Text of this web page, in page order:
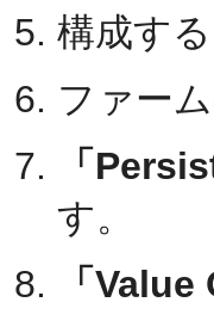
構成す
ファー
「
す。
「Value